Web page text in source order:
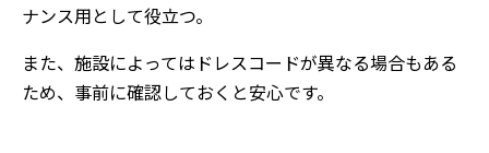
ナンス用として役立つ。
また、施設によってはドレスコードが異なる場合もある
ため、事前に確認しておくと安心です。